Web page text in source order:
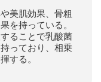
美肌効果、骨粗
を持っている。
ることで乳酸菌
っており、相乗
する。